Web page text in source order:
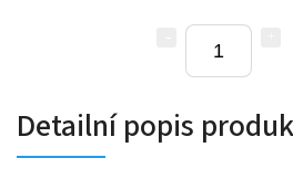
Detailní popis